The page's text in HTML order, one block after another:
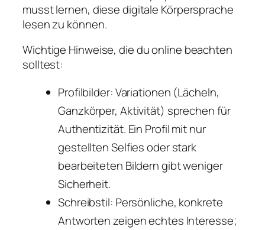
musst lernen, diese digitale Körpersprache
lesen zu können.
Wichtige Hinweise, die du online beachten
solltest:
Profilbilder: Variationen (Lächeln,
Ganzkörper, Aktivität) sprechen für
Authentizität. Ein Profil mit nur
gestellten Selfies oder stark
bearbeiteten Bildern gibt weniger
Sicherheit.
Schreibstil: Persönliche, konkrete
Antworten zeigen echtes Interesse;